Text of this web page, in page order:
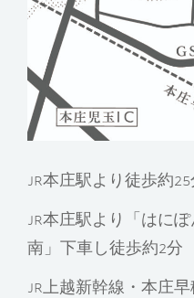
JR本庄駅より徒歩約25
JR本庄駅より「はに
南」下車し徒歩約2分
JR上越新幹線・本庄